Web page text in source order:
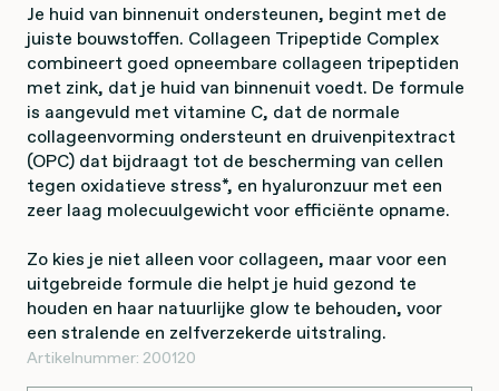
Je huid van binnenuit ondersteunen, begint met de
juiste bouwstoffen. Collageen Tripeptide Complex
combineert goed opneembare collageen tripeptiden
met zink, dat je huid van binnenuit voedt. De formule
is aangevuld met vitamine C, dat de normale
collageenvorming ondersteunt en druivenpitextract
(OPC) dat bijdraagt tot de bescherming van cellen
tegen oxidatieve stress*, en hyaluronzuur met een
zeer laag molecuulgewicht voor efficiënte opname.
Zo kies je niet alleen voor collageen, maar voor een
uitgebreide formule die helpt je huid gezond te
houden en haar natuurlijke glow te behouden, voor
een stralende en zelfverzekerde uitstraling.
Artikelnummer: 200120